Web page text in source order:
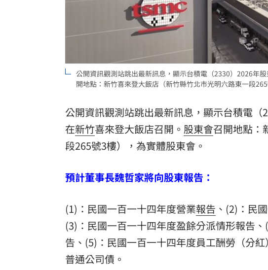
台灣彩券開獎直播中 20:31
LIVE三立+24小時直播 15:27
商場戰國來臨 台中「頂奢大道」逐漸成形 12:00
「拍片人的多重宇宙」職涯論壇9/12登場！ 10:30
8國球員齊聚高雄 Formosa 7s掀足球熱潮
公開資訊觀測站跳出最新訊息，顯示台積電（2330）2026年
開地點：新竹喜來登大飯店（新竹縣竹北市光明六路東一段
公開資訊觀測站跳出最新訊息，顯示台積電（
在新竹喜來登大飯店召開。 股東會召開地點：
段265號3樓），為實體股東會。
預計董事長魏哲家將向股東報告：
(1)：民國一百一十四年度營業報告 、(2)：民
(3)：民國一百一十四年度盈餘分派情形報告
告、(5)：民國一百一十四年度員工酬勞（分
普通公司債。